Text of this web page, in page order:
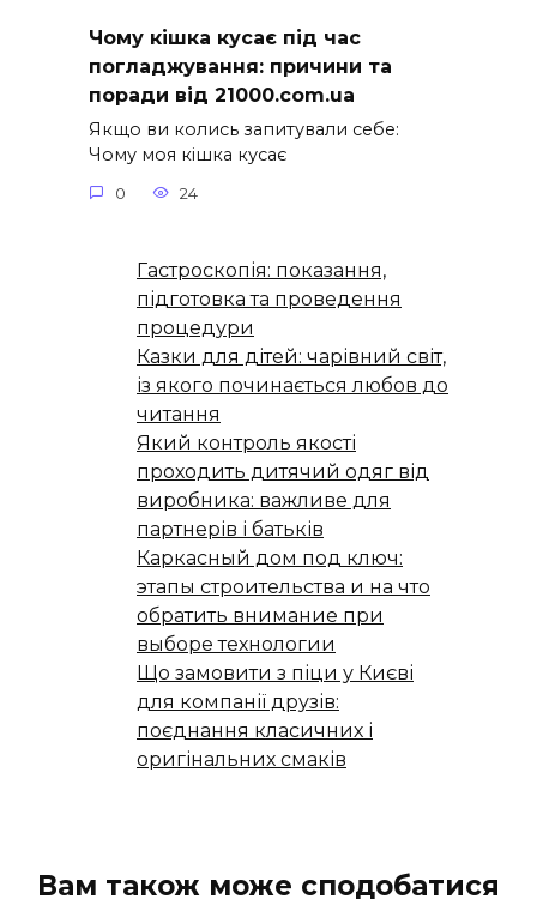
Чому кішка кусає під час
погладжування: причини та
поради від 21000.com.ua
Якщо ви колись запитували себе:
Чому моя кішка кусає
0 24
Гастроскопія: показання,
підготовка та проведення
процедури
Казки для дітей: чарівний світ,
із якого починається любов до
читання
Який контроль якості
проходить дитячий одяг від
виробника: важливе для
партнерів і батьків
Каркасный дом под ключ:
этапы строительства и на что
обратить внимание при
выборе технологии
Що замовити з піци у Києві
для компанії друзів:
поєднання класичних і
оригінальних смаків
Вам також може сподобатися